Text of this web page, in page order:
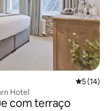
5 de uma
5 (14)
Hotel
com terraço